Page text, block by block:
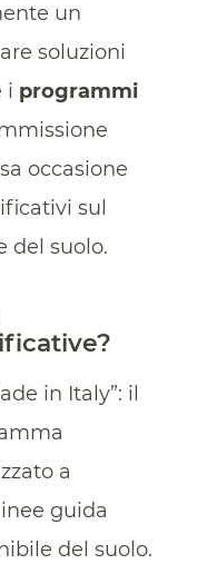
un
soluzioni
i programmi
occasione
sul
del suolo.
in Italy”: il
a
guida
del suolo.